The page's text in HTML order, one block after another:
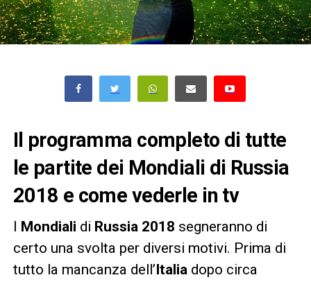
Il programma completo di tutte
le partite dei Mondiali di Russia
2018 e come vederle in tv
Mondiali di Russia 2018 segneranno di
certo una svolta per diversi motivi. Prima di
tutto la mancanza dell’ Italiadopo circa